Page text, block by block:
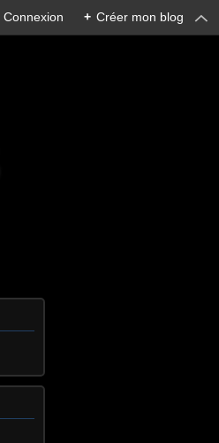
Connexion + Créer mon blog